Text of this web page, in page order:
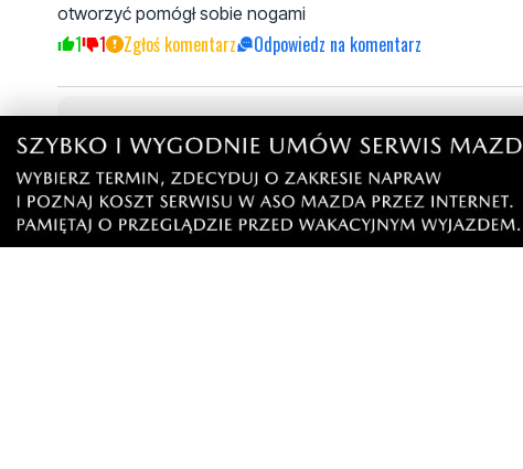
otworzyć pomógł sobie nogami
1 1 Zgłoś komentarz Odpowiedz na komentarz
Napisz swój komentarz
Nie hejtuj, pisz kulturalnie i zgodne z prawem